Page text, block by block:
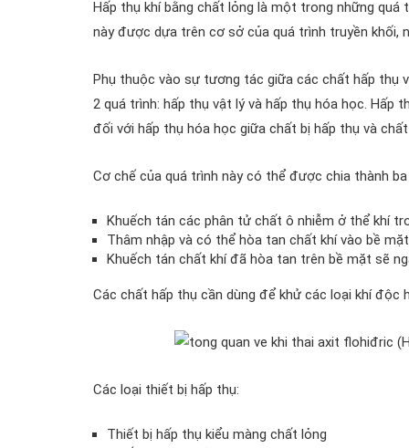
Hấp thụ khí bằng chất lỏng là một trong những
này được dựa trên cơ sở của quá trình truyền khối,
Phụ thuộc vào sự tương tác giữa các chất hấp thụ
2 quá trình: hấp thụ vật lý và hấp thụ hóa học. Hấp
đối với hấp thụ hóa học giữa chất bị hấp thụ và
Cơ chế của quá trình này có thể được chia thành
Khuếch tán các phân tử chất ô nhiễm ở thể khí
Thâm nhập và có thể hòa tan chất khí vào bề
Khuếch tán chất khí đã hòa tan trên bề mặt sẽ
Các chất hấp thụ cần dùng để khử các loại khí độc
Các loại thiết bị hấp thụ:
Thiết bị hấp thụ kiểu màng chất lỏng